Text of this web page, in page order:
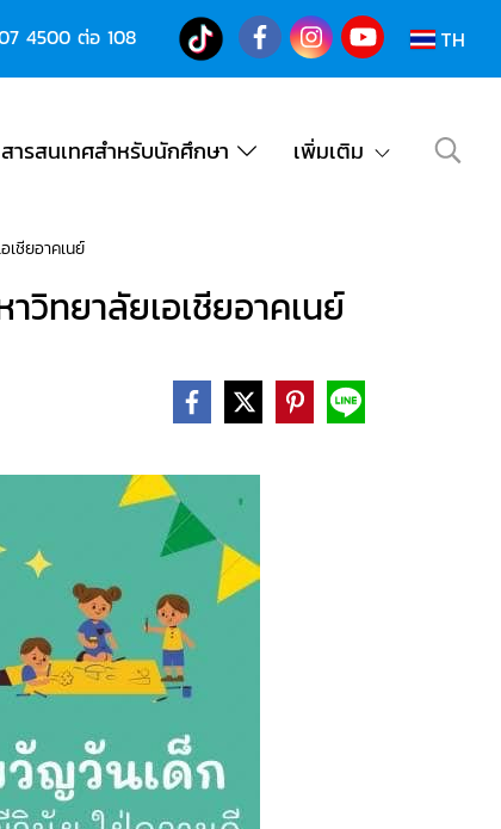
4500ต่อ 108 TH
สารสนเทศสำหรับนักศึกษา เพิ่มเติม
ชียอาคเนย์
ทยาลัยเอเชียอาคเนย์